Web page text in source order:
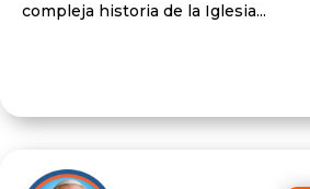
compleja historia de la Iglesia...